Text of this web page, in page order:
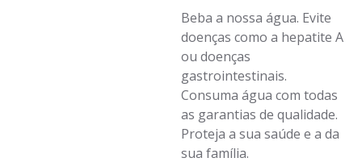
Beba a nossa água. Evite
doenças como a hepatite A
ou doenças
gastrointestinais.
Consuma água com todas
as garantias de qualidade.
Proteja a sua saúde e a da
sua família.